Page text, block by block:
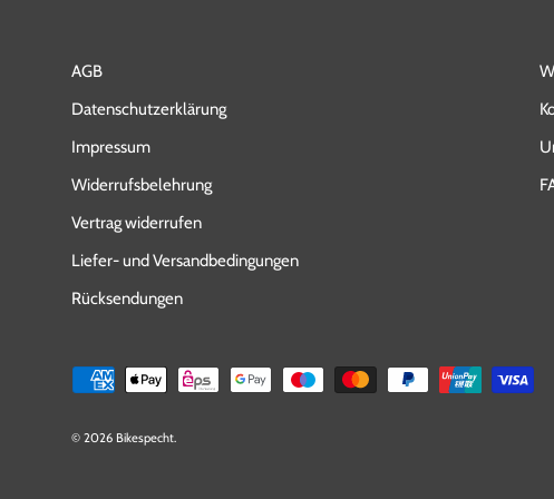
AGB
Datenschutzerklärung
Impressum
Widerrufsbelehrung
Vertrag widerrufen
Liefer- und Versandbedingungen
Rücksendungen
Zahlungsmethoden
© 2026 Bikespecht.